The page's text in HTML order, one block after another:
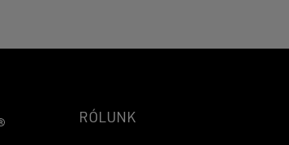
RÓLUNK